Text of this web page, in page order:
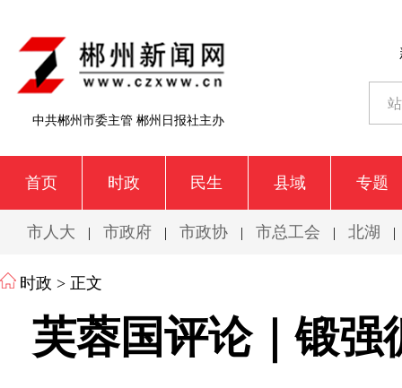
中共郴州市委主管 郴州日报社主办
首页 时政 民生 县域 专题
市人大 | 市政府 | 市政协 | 市总工会 | 北湖 |
时政 > 正文
芙蓉国评论｜锻强